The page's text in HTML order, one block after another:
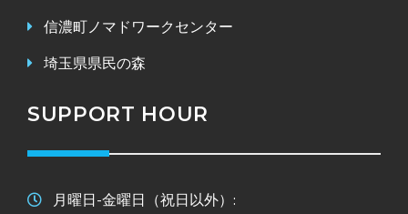
信濃町ノマドワークセンター
埼玉県県民の森
SUPPORT HOUR
月曜日-金曜日（祝日以外）: